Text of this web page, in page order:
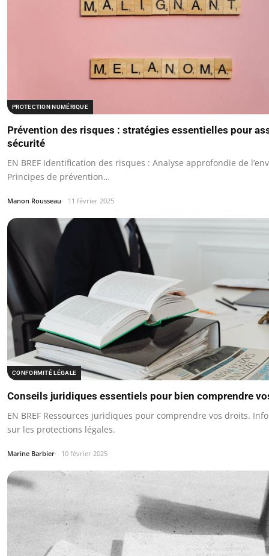
PROTECTION NUMÉRIQUE
Prévention des risques : stratégies essentielles pour
sécurité
EN BREF Identification des risques : Analyse approfondie de
Principes de prévention…
Manon Rousseau 11 février 2025
CONFORMITÉ LÉGALE
Conseils juridiques essentiels pour bien comprendre
EN BREF Ressources juridiques pour comprendre vos droits.
sur les protections légales.
Marine Barbier 10 février 2025